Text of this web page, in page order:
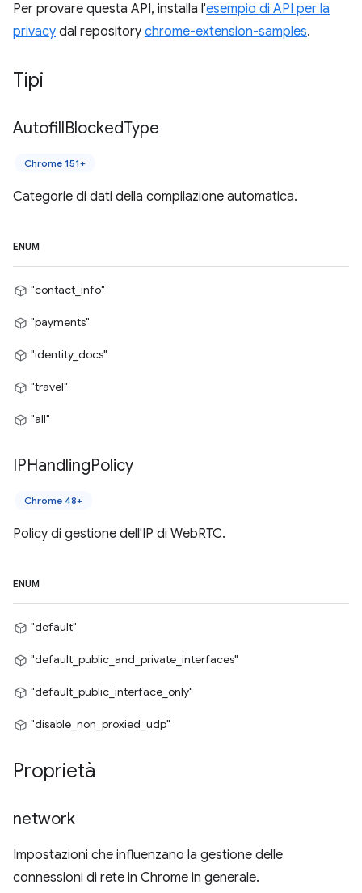
Per provare questa API, installa l'esempio di API per la
privacy dal repository chrome-extension-samples.
Tipi
AutofillBlockedType
Chrome 151+
Categorie di dati della compilazione automatica.
ENUM
"contact_info"
"payments"
"identity_docs"
"travel"
"all"
IPHandlingPolicy
Chrome 48+
Policy di gestione dell'IP di WebRTC.
ENUM
"default"
"default_public_and_private_interfaces"
"default_public_interface_only"
"disable_non_proxied_udp"
Proprietà
network
Impostazioni che influenzano la gestione delle
connessioni di rete in Chrome in generale.